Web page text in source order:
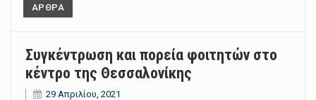
ΑΡΘΡΑ
Συγκέντρωση και πορεία φοιτητών στο
κέντρο της Θεσσαλονίκης
29 Απριλίου, 2021